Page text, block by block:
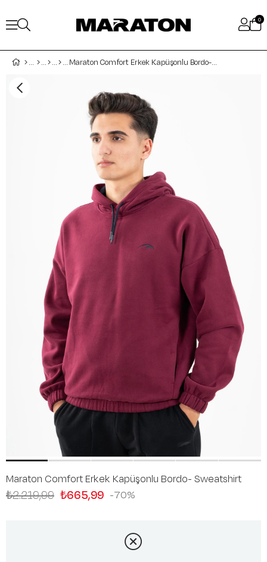
0
Maraton Comfort Erkek Kapüşonlu Bordo- Sweatshirt
Maraton Comfort Erkek Kapüşonlu Bordo- Sweatshirt
70
₺2.219,99 ₺665,99